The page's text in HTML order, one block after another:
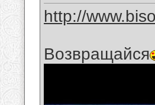
http://
Возвращайся